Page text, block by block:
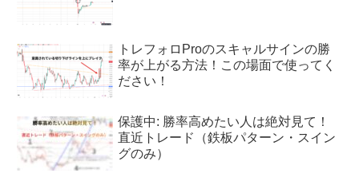
トレフォロProのスキャルサインの勝
率が上がる方法！この場面で使ってく
ださい！
保護中: 勝率高めたい人は絶対見て！
直近トレード（鉄板パターン・スイン
グのみ）